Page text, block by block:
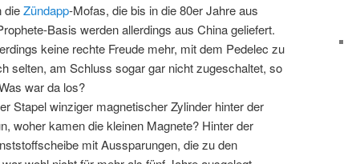
dieZündapp-Mofas, die bis in die 80er Jahre aus
Basis werden allerdings aus China geliefert.
keine rechte Freude mehr, mit dem Pedelec zu
selten, am Schluss sogar gar nicht zugeschaltet, so
war da los?
Stapel winziger magnetischer Zylinder hinter der
woher kamen die kleinen Magnete? Hinter der
mit Aussparungen, die zu den